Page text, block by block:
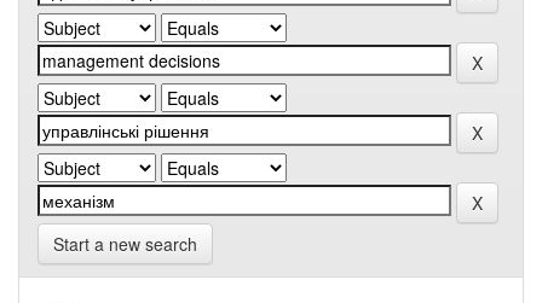
Start a new search